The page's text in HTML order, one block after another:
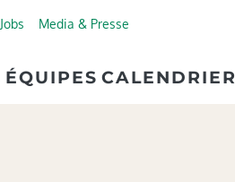
Jobs Media & Presse
ÉQUIPES CALENDRIER